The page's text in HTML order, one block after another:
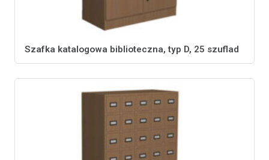
Szafka katalogowa biblioteczna, typ D, 25 szuflad